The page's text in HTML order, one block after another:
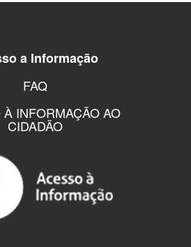
a Informação
FAQ
INFORMAÇÃO AO
CIDADÃO